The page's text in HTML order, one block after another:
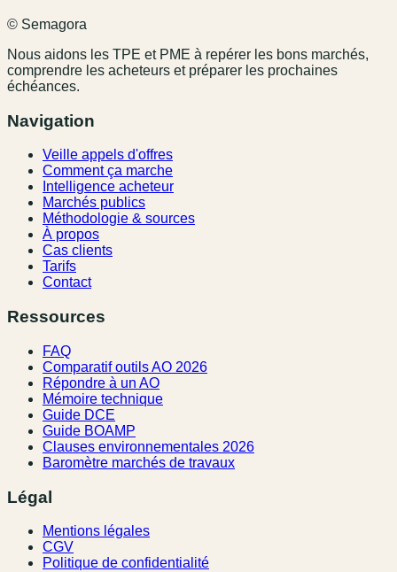
© Semagora
Nous aidons les TPE et PME à repérer les bons marchés,
comprendre les acheteurs et préparer les prochaines
échéances.
Navigation
Veille appels d'offres
Comment ça marche
Intelligence acheteur
Marchés publics
Méthodologie & sources
À propos
Cas clients
Tarifs
Contact
Ressources
FAQ
Comparatif outils AO 2026
Répondre à un AO
Mémoire technique
Guide DCE
Guide BOAMP
Clauses environnementales 2026
Baromètre marchés de travaux
Légal
Mentions légales
CGV
Politique de confidentialité